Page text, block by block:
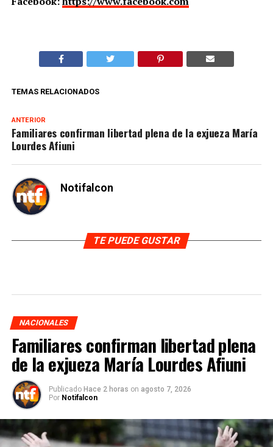
TEMAS RELACIONADOS
ANTERIOR
Familiares confirman libertad plena de la exjueza María
Lourdes Afiuni
Notifalcon
TE PUEDE GUSTAR
NACIONALES
Familiares confirman libertad plena
de la exjueza María Lourdes Afiuni
Publicado Hace 2 horas on agosto 7, 2026
Por Notifalcon